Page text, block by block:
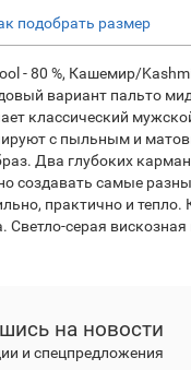
подобрать размер
- 80 %, Кашемир/
вариант пальто
классический
с пыльным и
Два глубоких
создавать самые
практично и
серая
на новости
и спецпредложения